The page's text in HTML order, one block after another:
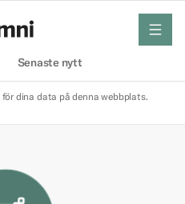
Senaste nytt
meny
dina data på denna webbplats.